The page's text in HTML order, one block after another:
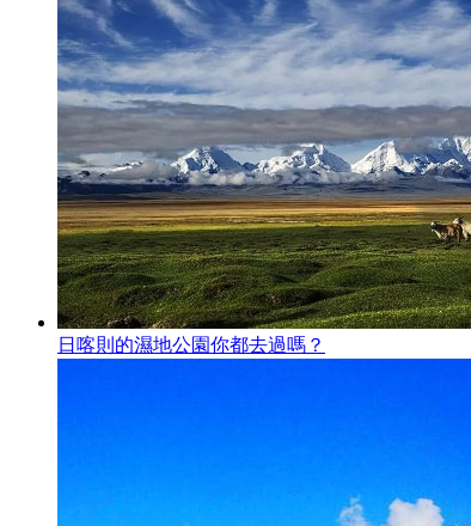
日喀則的濕地公園你都去過嗎？